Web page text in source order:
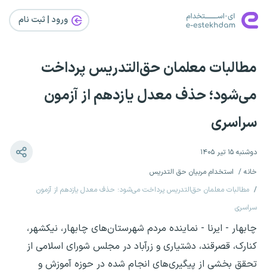
ورود | ثبت‌ نام
مطالبات معلمان حق‌التدریس پرداخت
می‌شود؛ حذف معدل یازدهم از آزمون
سراسری
دوشنبه ۱۵ تیر ۱۴۰۵
خانه
استخدام مربیان حق التدریس
مطالبات معلمان حق‌التدریس پرداخت می‌شود؛ حذف معدل یازدهم از آزمون
سراسری
چابهار - ایرنا - نماینده مردم شهرستان‌های چابهار، نیکشهر،
کنارک، قصرقند، دشتیاری و زرآباد در مجلس شورای اسلامی از
تحقق بخشی از پیگیری‌های انجام شده در حوزه آموزش و